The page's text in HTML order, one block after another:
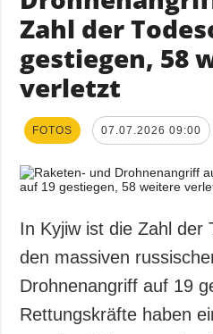
Zahl der
gestiegen, 58
verletzt
FOTOS 07.07.2026 09:00
In Kyjiw ist die Zahl der
den massiven
Drohnenangriff auf 19
Rettungskräfte haben